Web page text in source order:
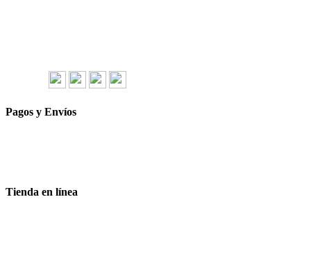
Pagos y Envíos
Tienda en línea